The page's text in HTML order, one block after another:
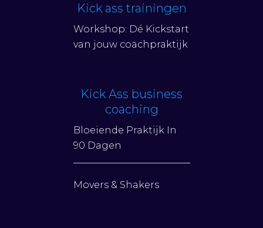
Kick ass trainingen
Workshop: Dé Kickstart
van jouw coachpraktijk
Kick Ass business
coaching
Bloeiende Praktijk In
90 Dagen
Movers & Shakers